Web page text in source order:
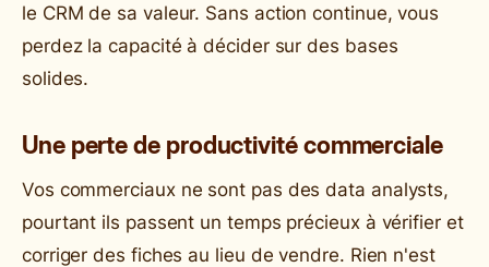
le CRM de sa valeur. Sans action continue, vous
perdez la capacité à décider sur des bases
solides.
Une perte de productivité commerciale
Vos commerciaux ne sont pas des data analysts,
pourtant ils passent un temps précieux à vérifier et
corriger des fiches au lieu de vendre. Rien n'est